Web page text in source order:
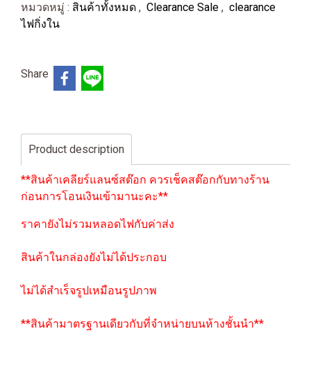
หมวดหมู่ : สินค้าทั้งหมด , Clearance Sale , clearance
ไฟกิ่งใน
Share
Product description
**สินค้าเคลียร์แลนซ์สต๊อก ควรเช็คสต๊อกกับทางร้าน
ก่อนการโอนเงินเข้ามานะคะ**
ราคายังไม่รวมหลอดไฟกับค่าส่ง
สินค้าในกล่องยังไม่ได้ประกอบ
ไม่ได้สำเร็จรูปเหมือนรูปภาพ
**สินค้ามาตรฐานเดียวกับที่จำหน่ายบนห้างชั้นนำ**